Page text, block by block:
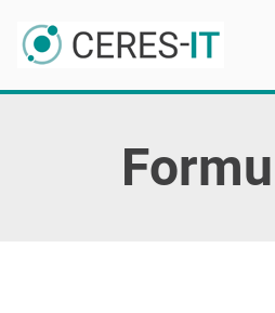
Inhalt
springen